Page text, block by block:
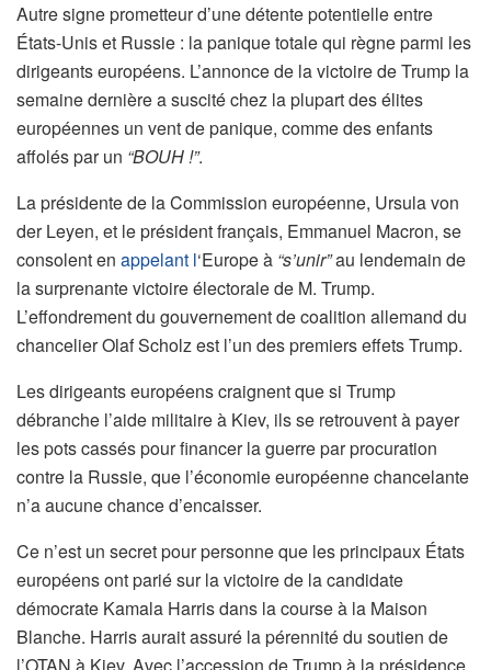
Autre signe prometteur d’une détente potentielle entre
États-Unis et Russie : la panique totale qui règne parmi les
dirigeants européens. L’annonce de la victoire de Trump la
semaine dernière a suscité chez la plupart des élites
européennes un vent de panique, comme des enfants
affolés par un “BOUH !”.
La présidente de la Commission européenne, Ursula von
der Leyen, et le président français, Emmanuel Macron, se
consolent en appelant l‘Europe à “s’unir”au lendemain de
la surprenante victoire électorale de M. Trump.
L’effondrement du gouvernement de coalition allemand du
chancelier Olaf Scholz est l’un des premiers effets Trump.
Les dirigeants européens craignent que si Trump
débranche l’aide militaire à Kiev, ils se retrouvent à payer
les pots cassés pour financer la guerre par procuration
contre la Russie, que l’économie européenne chancelante
n’a aucune chance d’encaisser.
Ce n’est un secret pour personne que les principaux États
européens ont parié sur la victoire de la candidate
démocrate Kamala Harris dans la course à la Maison
Blanche. Harris aurait assuré la pérennité du soutien de